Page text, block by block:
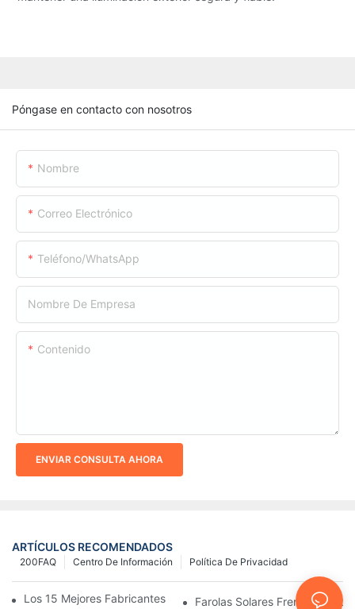
Póngase en contacto con nosotros
Nombre
Correo Electrónico
Teléfono/WhatsApp
Nombre De Empresa
Contenido
ENVIAR CONSULTA AHORA
ARTÍCULOS RECOMENDADOS
Política De Privacidad
Centro De Información
200FAQ
Los 15 Mejores Fabricantes De Farolas Solares Del Mundo
Farolas Solares Frente A